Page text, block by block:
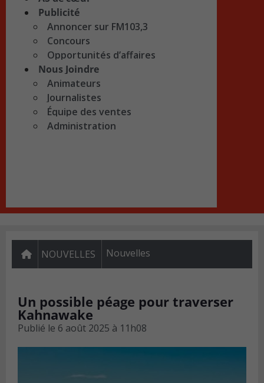
Publicité
Annoncer sur FM103,3
Concours
Opportunités d’affaires
Nous Joindre
Animateurs
Journalistes
Équipe des ventes
Administration
NOUVELLES Nouvelles
Un possible péage pour traverser
Kahnawake
Publié le 6 août 2025 à 11h08